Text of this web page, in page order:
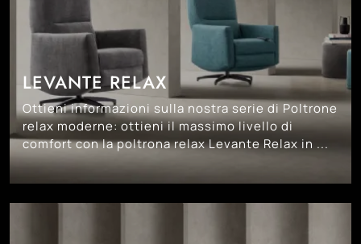
LEVANTE RELAX
Ottieni informazioni sulla nostra serie di Poltrone
relax moderne: ottieni il massimo livello di
comfort con la poltrona relax Levante Relax in ...